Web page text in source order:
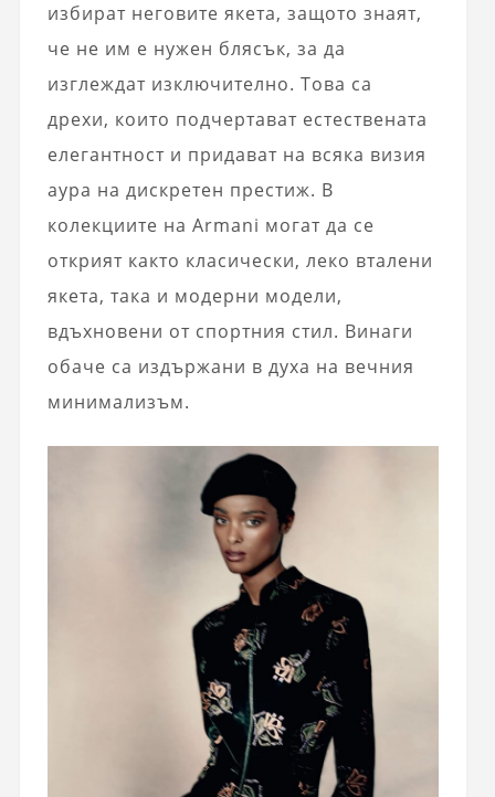
избират неговите якета, защото знаят,
че не им е нужен блясък, за да
изглеждат изключително. Това са
дрехи, които подчертават естествената
елегантност и придават на всяка визия
аура на дискретен престиж. В
колекциите на Armani могат да се
открият както класически, леко вталени
якета, така и модерни модели,
вдъхновени от спортния стил. Винаги
обаче са издържани в духа на вечния
минимализъм.